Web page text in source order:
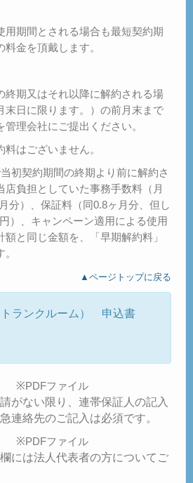
期間とされる場合も最短契約期
金を頂戴します。
期又はそれ以降に解約される場
末日に限ります。）の前月末まで
管理会社にご提出ください。
はございません。
初契約期間の終期より前に解約さ
店負担としていた事務手数料（月
分）、保証料（同0.8ヶ月分、但し
）、キャンペーン適用による使用
と同じ金額を、「早期解約料」
▲ページトップに戻る
トランクルーム） 申込書
※PDFファイル
がない限り、連帯保証人の記入
連絡先のご記入は必須です。
※PDFファイル
には法人代表者の方についてご